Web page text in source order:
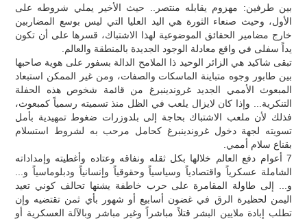
بين طرفين: مهزوم يقابله منتصر.. حيث الأخير يملي شروطه على
الأول، وحيث صنعاء الثورة هي اليد العليا التي ليس بوسع المضاربين
خارج مضامير الحقائق الموضوعية لهذا الاشتباك، قسرها على أن تكون
يداً سفلى في واقع معادلة الوجود الجديدة بالمنطقة والعالم.
تبقى شاكيد هي الزائر الوحيد ذا الملامح الدالة بسفور على هوية صاحبها
بين طابور وجوه متباينة الماسكات والصفات، ومن غير الممكن استبعاد
المبعوث الأممي الجديد غروندينبرغ من قائمة شخوص هذه الحفلة
التنكرية... وإذا كان لايزال يلعب في الظل منذ تسميته رسمياً كمبعوث،
فذلك لأن ملعب الاشتباك بحاجة إلى بلدوزرات ضغوط تمهيدية بأمل
تسويته لجهة دخول غروندينبرغ كحامل مرحب به لشروط استسلام
بقناع سلام أممي.
7 أعوام دفع العالم خلالها بكل ثقله ونفاقه وعتاده وأغطيته وإمداداته
الشاملة عسكرياً واقتصادياً وسياسياً وحقوقياً وإنسانياً ودبلوماسياً و...
و... إلى طاولة المقامرة على حرب خاطفة يشنها تحالف كوني تعيد
اليمن لحظيرة الرق في غضون أسابيع أو شهور بأي ثمن تقتضيه وإن
تطلب إبادة ملايين البشر قتلاً مباشراً وغير مباشر وبالآلة العسكرية أو